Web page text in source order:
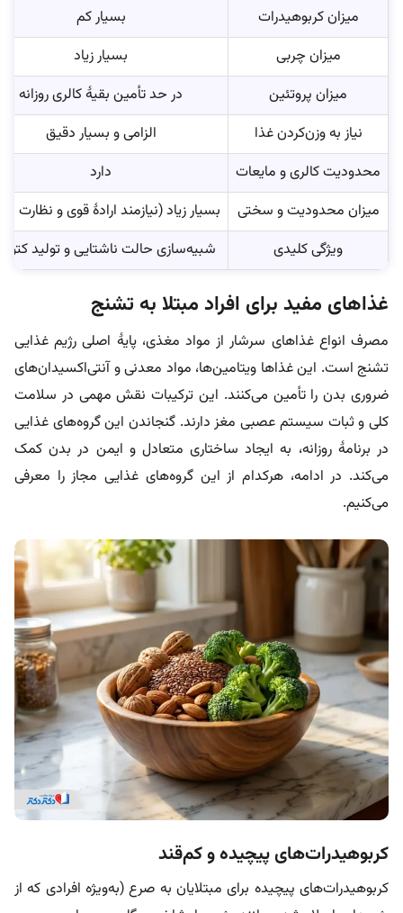
میزان کربوهیدرات
بسیار کم
میزان چربی
بسیار زیاد
میزان پروتئین
در حد تأمین بقیۀ کالری روزانه
نیاز به وزن‌کردن غذا
الزامی و بسیار دقیق
محدودیت کالری و مایعات
دارد
میزان محدودیت و سختی
بسیار زیاد (نیازمند ارادۀ قوی و نظارت
ویژگی کلیدی
شبیه‌سازی حالت ناشتایی و تولید
غذاهای مفید برای افراد مبتلا به تشنج
مصرف انواع غذاهای سرشار از مواد مغذی، پایۀ اصلی رژیم غذایی
تشنج است. این غذاها ویتامین‌ها، مواد معدنی و آنتی‌اکسیدان‌های
ضروری بدن را تأمین می‌کنند. این ترکیبات نقش مهمی در سلامت
کلی و ثبات سیستم عصبی مغز دارند. گنجاندن این گروه‌های غذایی
در برنامۀ روزانه، به ایجاد ساختاری متعادل و ایمن در بدن کمک
می‌کند. در ادامه، هرکدام از این گروه‌های غذایی مجاز را معرفی
می‌کنیم.
کربوهیدرات‌های پیچیده و کم‌قند
کربوهیدرات‌های پیچیده برای مبتلایان به صرع (به‌ویژه افرادی که از